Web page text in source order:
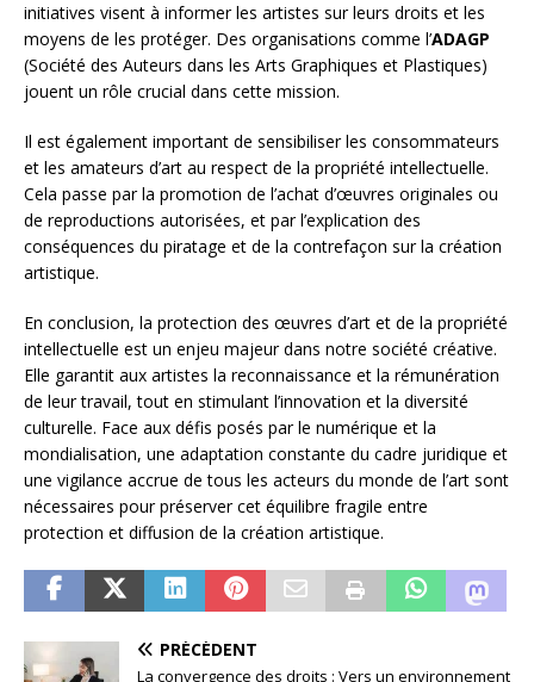
initiatives visent à informer les artistes sur leurs droits et les
moyens de les protéger. Des organisations comme l’ADAGP
(Société des Auteurs dans les Arts Graphiques et Plastiques)
jouent un rôle crucial dans cette mission.
Il est également important de sensibiliser les consommateurs
et les amateurs d’art au respect de la propriété intellectuelle.
Cela passe par la promotion de l’achat d’œuvres originales ou
de reproductions autorisées, et par l’explication des
conséquences du piratage et de la contrefaçon sur la création
artistique.
En conclusion, la protection des œuvres d’art et de la propriété
intellectuelle est un enjeu majeur dans notre société créative.
Elle garantit aux artistes la reconnaissance et la rémunération
de leur travail, tout en stimulant l’innovation et la diversité
culturelle. Face aux défis posés par le numérique et la
mondialisation, une adaptation constante du cadre juridique et
une vigilance accrue de tous les acteurs du monde de l’art sont
nécessaires pour préserver cet équilibre fragile entre
protection et diffusion de la création artistique.
PRÉCÉDENT
La convergence des droits : Vers un environnement